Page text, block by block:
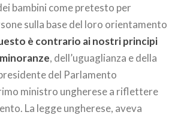
bambini come pretesto per
sulla base del loro orientamento
è contrario ai nostri principi
, dell’uguaglianza e della
del Parlamento
ministro ungherese a riflettere
La legge ungherese, aveva